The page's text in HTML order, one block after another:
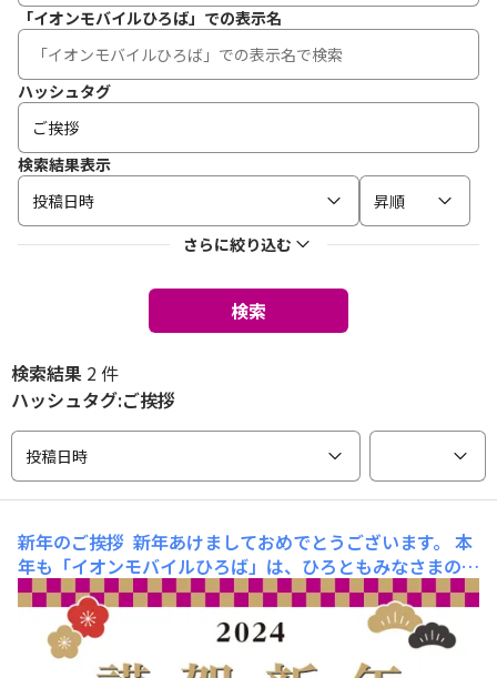
「イオンモバイルひろば」での表示名
ハッシュタグ
検索結果表示
投稿日時
昇順
さらに絞り込む
検索
検索結果 2 件
ハッシュタグ:ご挨拶
投稿日時
新年のご挨拶 新年あけましておめでとうございます。 本
年も「イオンモバイルひろば」は、ひろともみなさまの集
いの場としてよりよいコミュニティを目指してまいりま
す。 そして、今後、【ひろばトーク（ひろばスタッフか
ら）】にてひろばスタッフが 新年の抱負をリレー形式で
投稿させていただく予定